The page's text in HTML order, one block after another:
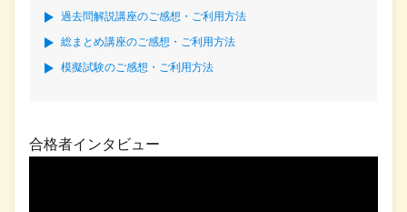
過去問解説講座のご感想・ご利用方法
総まとめ講座のご感想・ご利用方法
模擬試験のご感想・ご利用方法
合格者インタビュー